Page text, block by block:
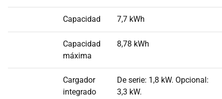
Capacidad 7,7 kWh
Capacidad
máxima
8,78 kWh
Cargador
integrado
De serie: 1,8 kW. Opcional:
3,3 kW.